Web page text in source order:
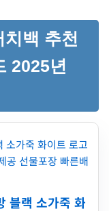
백 추천
2025년
블랙 소가죽 화